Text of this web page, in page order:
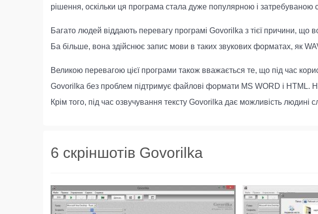
рішення, оскільки ця програма стала дуже популярною і затребуваною
Багато людей віддають перевагу програмі Govorilka з тієї причини, що
Ба більше, вона здійснює запис мови в таких звукових форматах, як
Великою перевагою цієї програми також вважається те, що під час
Govorilka без проблем підтримує файлові формати MS WORD і HTML.
Крім того, під час озвучування тексту Govorilka дає можливість людині
6 скріншотів Govorilka